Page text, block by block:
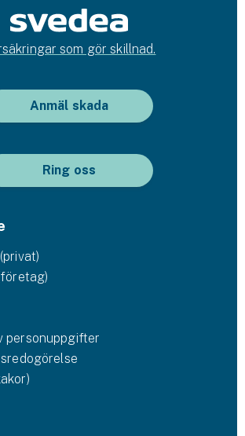
som gör skillnad.
Anmäl skada
Ring oss
personuppgifter